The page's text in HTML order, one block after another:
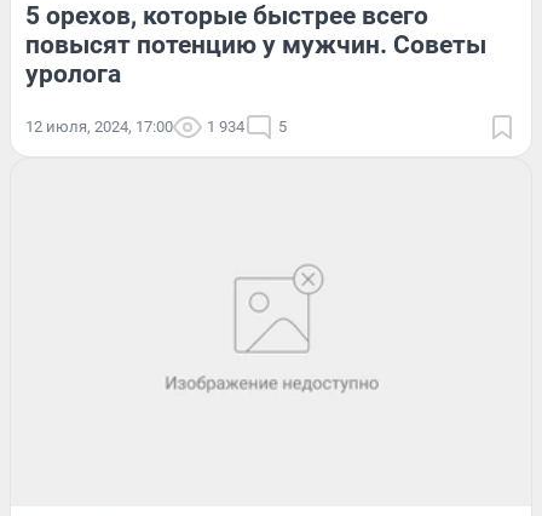
5 орехов, которые быстрее всего
повысят потенцию у мужчин. Советы
уролога
12 июля, 2024, 17:00 1 934 5